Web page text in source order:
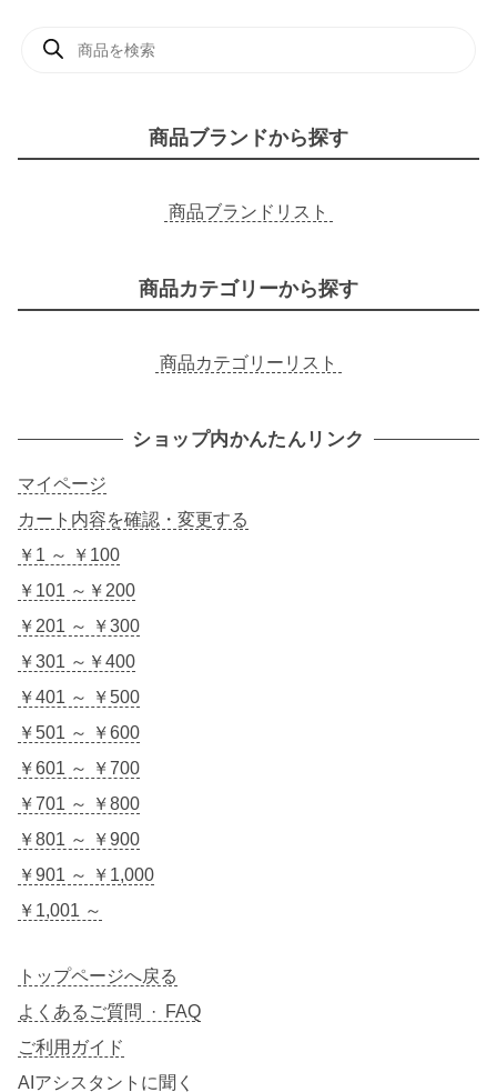
商品ブランドから探す
商品ブランドリスト
商品カテゴリーから探す
商品カテゴリーリスト
ショップ内かんたんリンク
マイページ
カート内容を確認・変更する
￥1 ～ ￥100
￥101 ～￥200
￥201 ～ ￥300
￥301 ～￥400
￥401 ～ ￥500
￥501 ～ ￥600
￥601 ～ ￥700
￥701 ～ ￥800
￥801 ～ ￥900
￥901 ～ ￥1,000
￥1,001 ～
トップページへ戻る
よくあるご質問 · FAQ
ご利用ガイド
AIアシスタントに聞く